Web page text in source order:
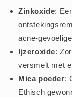
Zinkoxide:
acne-
Ijzeroxide:
versmelt met
Mica poeder:
Ethisch